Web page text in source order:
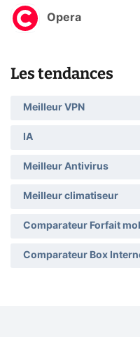
Opera
Les tendances
Meilleur VPN
IA
Meilleur Antivirus
Meilleur climatiseur
Comparateur Forfait
Comparateur Box